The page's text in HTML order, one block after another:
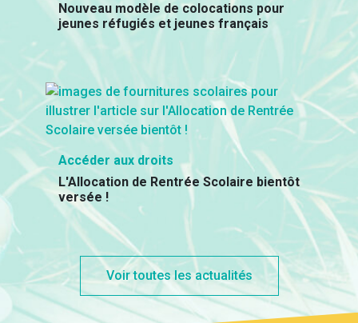
Nouveau modèle de colocations pour
jeunes réfugiés et jeunes français
Accéder aux droits
L'Allocation de Rentrée Scolaire bientôt
versée !
Voir toutes les actualités